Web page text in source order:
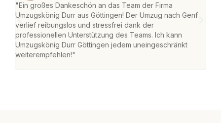
"Ein großes Dankeschön an das Team der Firma
Umzugskönig Durr aus Göttingen! Der Umzug nach Genf
verlief reibungslos und stressfrei dank der
professionellen Unterstützung des Teams. Ich kann
Umzugskönig Durr Göttingen jedem uneingeschränkt
weiterempfehlen!"